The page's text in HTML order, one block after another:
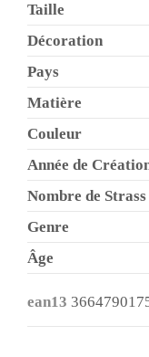
Taille
Décoration
Pays
Matière
Couleur
Année de
Nombre de Strass
Genre
Âge
ean13